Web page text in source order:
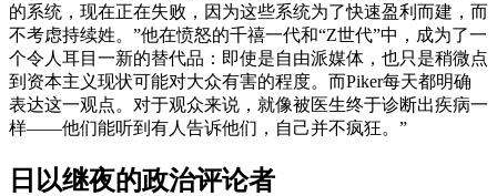
的系统，现在正在失败，因为这些系统为了快速盈利而建，而
不考虑持续姓。”他在愤怒的千禧一代和“Z世代”中，成为了一
个令人耳目一新的替代品：即使是自由派媒体，也只是稍微点
到资本主义现状可能对大众有害的程度。而Piker每天都明确
表达这一观点。对于观众来说，就像被医生终于诊断出疾病一
样——他们能听到有人告诉他们，自己并不疯狂。”
日以继夜的政治评论者